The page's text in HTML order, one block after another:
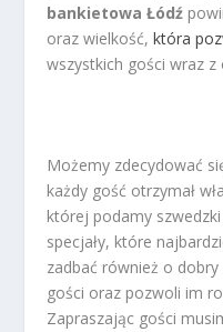
bankietowa Łódź
oraz wielkość, która
wszystkich gości wraz
Możemy zdecydować
każdy gość otrzymał
której podamy
specjały, które
zadbać również o dobry
gości oraz pozwoli im
Zapraszając gości